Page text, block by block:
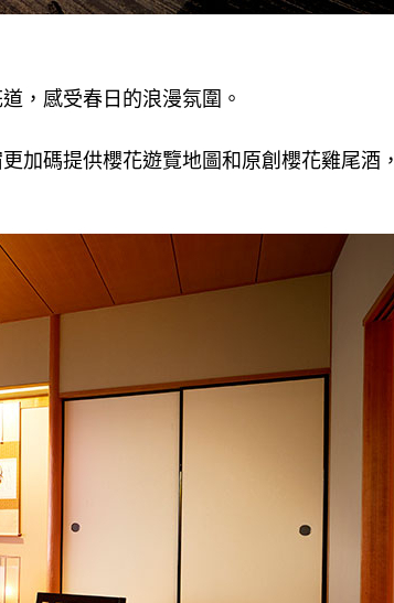
，感受春日的浪漫氛圍。
加碼提供櫻花遊覽地圖和原創櫻花雞尾酒，